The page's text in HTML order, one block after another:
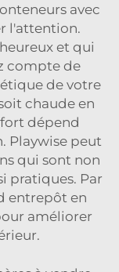
avec
l'attention.
et qui
compte de
de votre
chaude en
dépend
Playwise peut
qui sont non
pratiques. Par
entrepôt en
améliorer